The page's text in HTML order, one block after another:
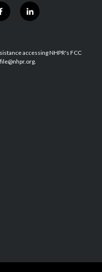
f
a
b
o
l
i
e
d
accessing NHPR's FCC